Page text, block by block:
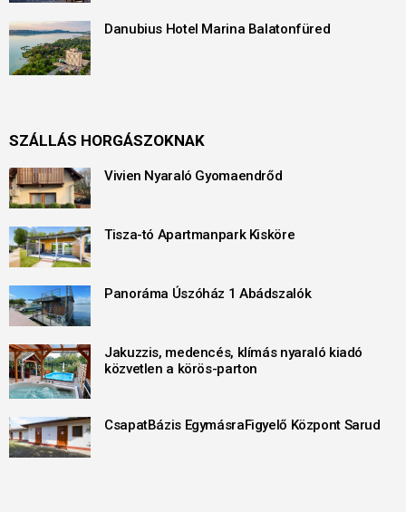
Danubius Hotel Marina Balatonfüred
SZÁLLÁS HORGÁSZOKNAK
Vivien Nyaraló Gyomaendrőd
Tisza-tó Apartmanpark Kisköre
Panoráma Úszóház 1 Abádszalók
Jakuzzis, medencés, klímás nyaraló kiadó
közvetlen a körös-parton
CsapatBázis EgymásraFigyelő Központ Sarud